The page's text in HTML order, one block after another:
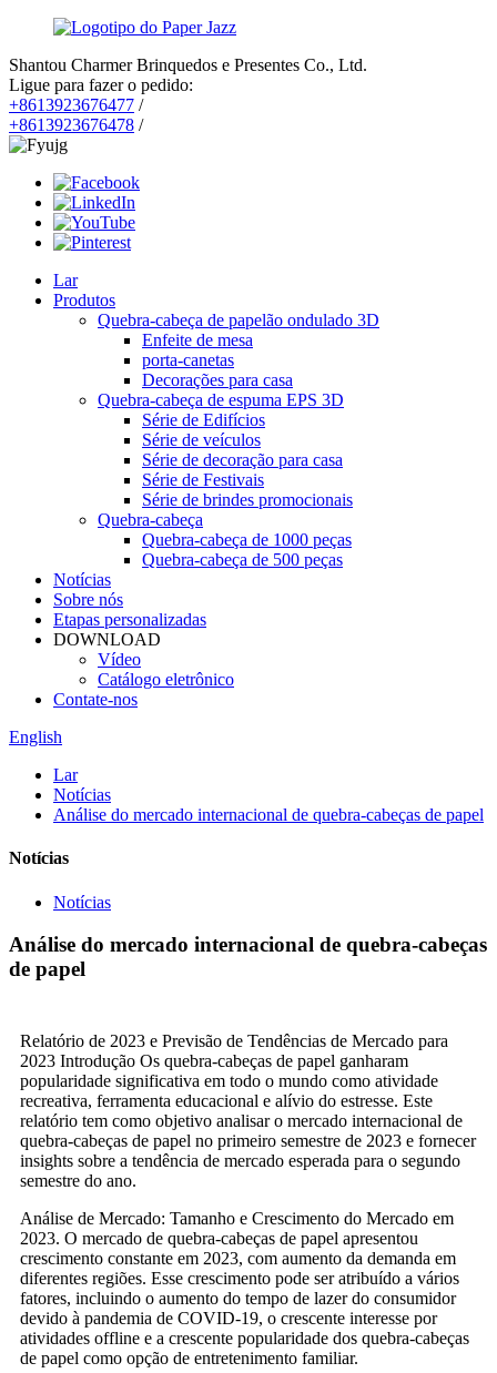
Shantou Charmer Brinquedos e Presentes Co., Ltd.
Ligue para fazer o pedido:
+8613923676477 /
+8613923676478 /
Lar
Produtos
Quebra-cabeça de papelão ondulado 3D
Enfeite de mesa
porta-canetas
Decorações para casa
Quebra-cabeça de espuma EPS 3D
Série de Edifícios
Série de veículos
Série de decoração para casa
Série de Festivais
Série de brindes promocionais
Quebra-cabeça
Quebra-cabeça de 1000 peças
Quebra-cabeça de 500 peças
Notícias
Sobre nós
Etapas personalizadas
DOWNLOAD
Vídeo
Catálogo eletrônico
Contate-nos
English
Lar
Notícias
Análise do mercado internacional de quebra-cabeças de papel
Notícias
Notícias
Análise do mercado internacional de quebra-cabeças
de papel
Relatório de 2023 e Previsão de Tendências de Mercado para
2023 Introdução Os quebra-cabeças de papel ganharam
popularidade significativa em todo o mundo como atividade
recreativa, ferramenta educacional e alívio do estresse. Este
relatório tem como objetivo analisar o mercado internacional de
quebra-cabeças de papel no primeiro semestre de 2023 e fornecer
insights sobre a tendência de mercado esperada para o segundo
semestre do ano.
Análise de Mercado: Tamanho e Crescimento do Mercado em
2023. O mercado de quebra-cabeças de papel apresentou
crescimento constante em 2023, com aumento da demanda em
diferentes regiões. Esse crescimento pode ser atribuído a vários
fatores, incluindo o aumento do tempo de lazer do consumidor
devido à pandemia de COVID-19, o crescente interesse por
atividades offline e a crescente popularidade dos quebra-cabeças
de papel como opção de entretenimento familiar.